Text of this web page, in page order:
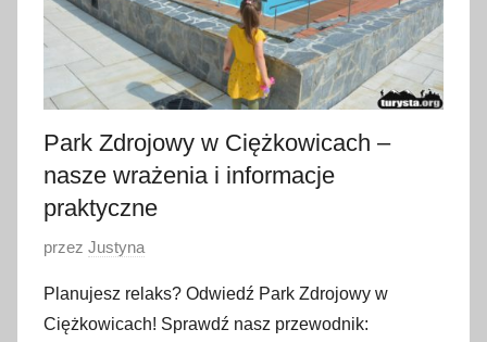
Park Zdrojowy w Ciężkowicach –
nasze wrażenia i informacje
praktyczne
O
u
b
przez Justyna
Planujesz relaks? Odwiedź Park Zdrojowy w
Ciężkowicach! Sprawdź nasz przewodnik: